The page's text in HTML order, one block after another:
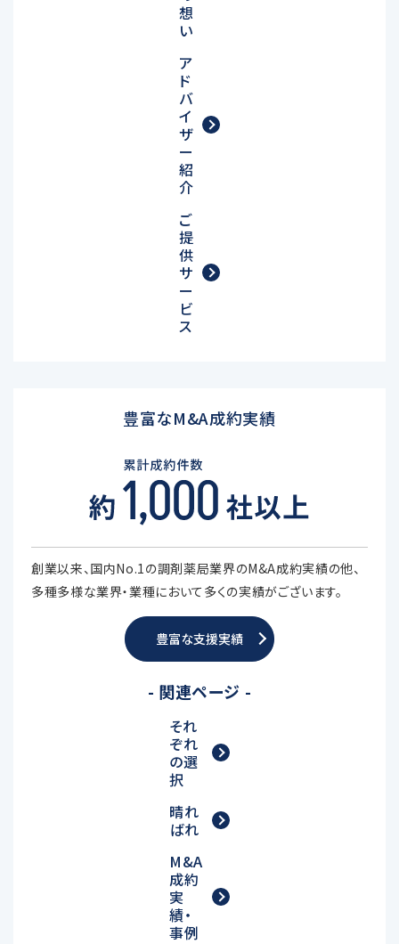
想
い
ア
ド
バ
イ
ザ
ー
紹
介
ご
提
供
サ
ー
ビ
ス
豊富なM&A成約実績
創業以来、国内No.1の調剤薬局業界のM&A成約実績の他、
多種多様な業界・業種において多くの実績がございます。
豊富な支援実績
- 関連ページ -
それ
ぞれ
の選
択
晴れ
ばれ
M&A
成約
実
績・
事例